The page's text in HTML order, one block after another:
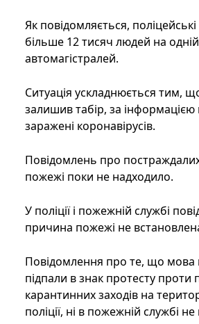
Як повідомляється, поліцейські
більше 12 тисяч людей на
автомагістралей.
Ситуація ускладнюється тим,
залишив табір, за інформацією
заражені коронавірусів.
Повідомлень про постраждалих
пожежі поки не надходило.
У поліції і пожежній службі
причина пожежі не
Повідомлення про те, що
підпали в знак протесту проти
карантинних заходів на
поліції, ні в пожежній службі